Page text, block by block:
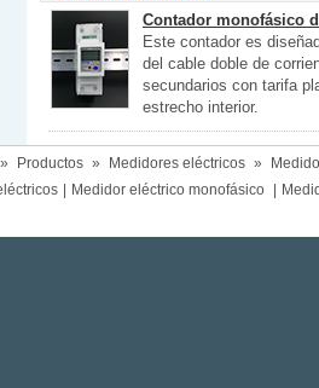
Contador monofásico
Este contador es
del cable doble de
secundarios con tarifa
estrecho interior.
» Productos » Medidores eléctricos »
Medidor eléctrico monofásico